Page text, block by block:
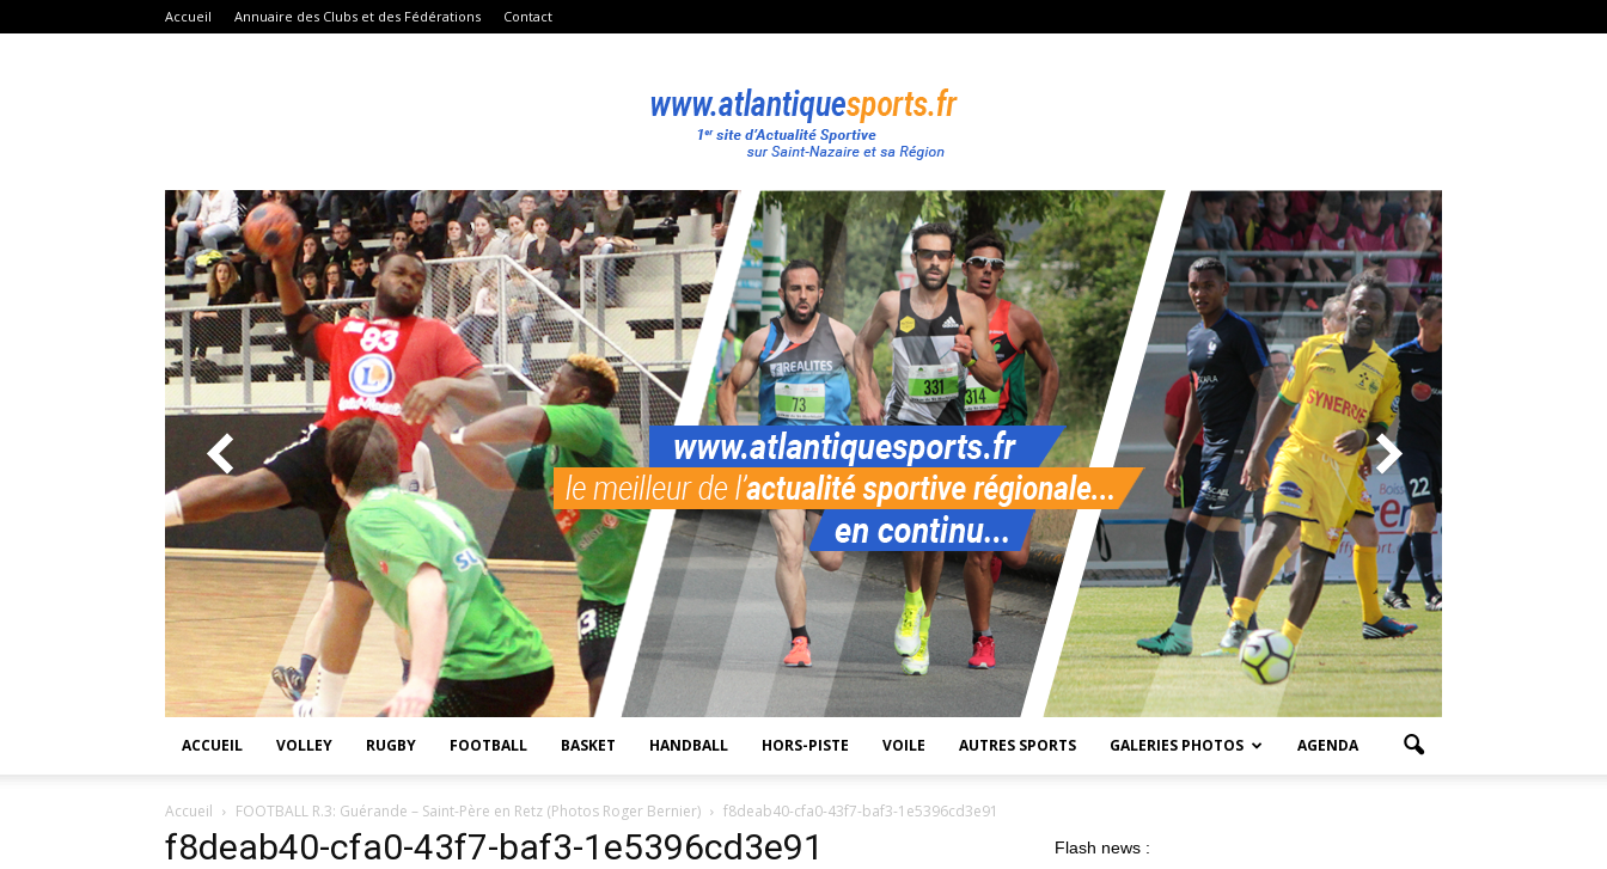
Accueil Annuaire des Clubs et des Fédérations Contact
Atlantique
Sport
ACCUEIL VOLLEY RUGBY FOOTBALL BASKET HANDBALL HORS-PISTE VOILE AUTRES SPORTS GALERIES PHOTOS AGENDA
Accueil FOOTBALL R.3: Guérande – Saint-Père en Retz (Photos Roger Bernier) f8deab40-cfa0-43f7-baf3-1e5396cd3e91
f8deab40-cfa0-43f7-baf3-1e5396cd3e91 Flash news :